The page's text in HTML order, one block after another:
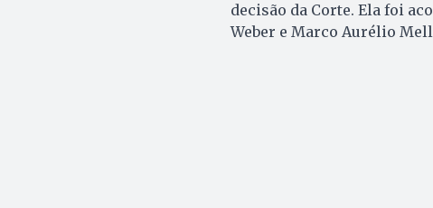
decisão da Corte. Ela foi
Weber e Marco Aurélio